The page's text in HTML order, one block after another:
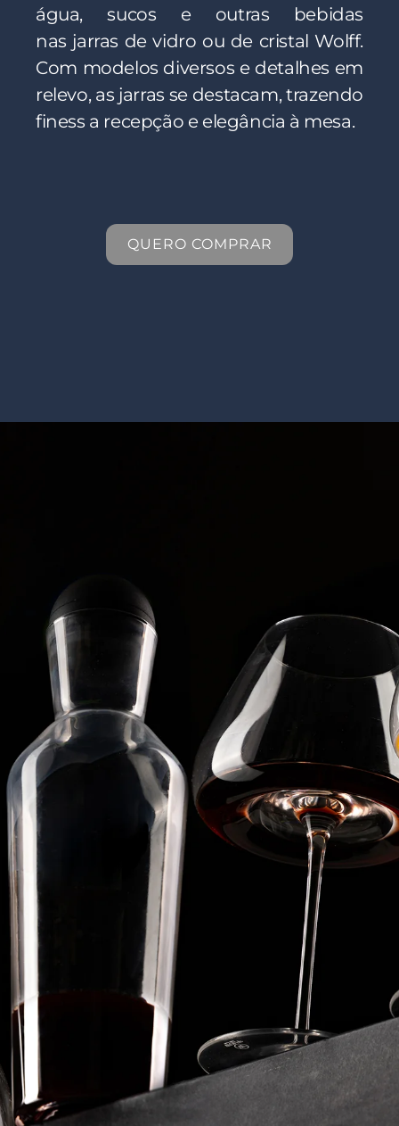
água, sucos e outras bebidas
nas jarras de vidro ou de cristal Wolff.
Com modelos diversos e detalhes em
relevo, as jarras se destacam, trazendo
finess a recepção e elegância à mesa.
QUERO COMPRAR
QUERO COMPRAR